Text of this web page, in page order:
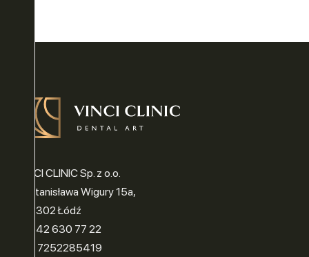
VINCI CLINIC Sp. z o.o.
ul. Stanisława Wigury 15a,
90-302 Łódź
tel.: 42 630 77 22
NIP: 7252285419